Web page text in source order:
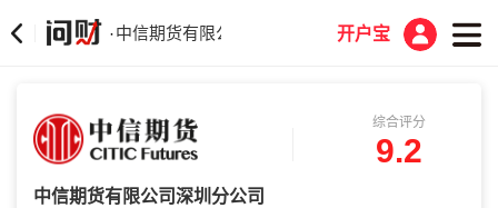
·中信期货有限公司深圳分公司 开户宝
综合评分
9.2
中信期货有限公司深圳分公司